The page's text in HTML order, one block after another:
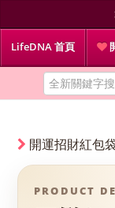
LifeDNA 首頁
開運招財紅包
PRODUCT